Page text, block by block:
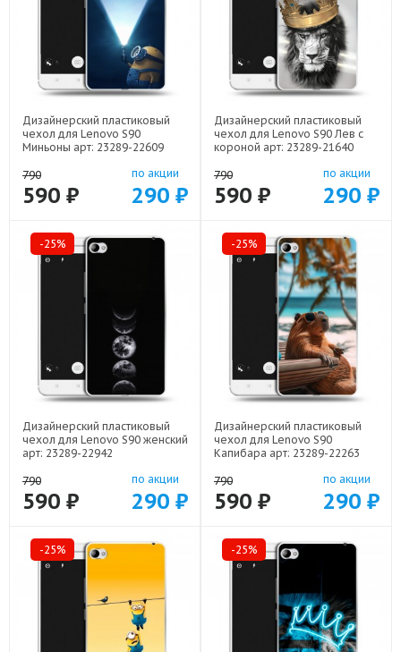
Дизайнерский пластиковый
чехол для Lenovo S90
Миньоны арт: 23289-22609
790
590 ₽
по акции
290 ₽
Дизайнерский пластиковый
чехол для Lenovo S90 Лев с
короной арт: 23289-21640
790
590 ₽
по акции
290 ₽
-25%
Дизайнерский пластиковый
чехол для Lenovo S90 женский
арт: 23289-22942
790
590 ₽
по акции
290 ₽
-25%
Дизайнерский пластиковый
чехол для Lenovo S90
Капибара арт: 23289-22263
790
590 ₽
по акции
290 ₽
-25% -25%